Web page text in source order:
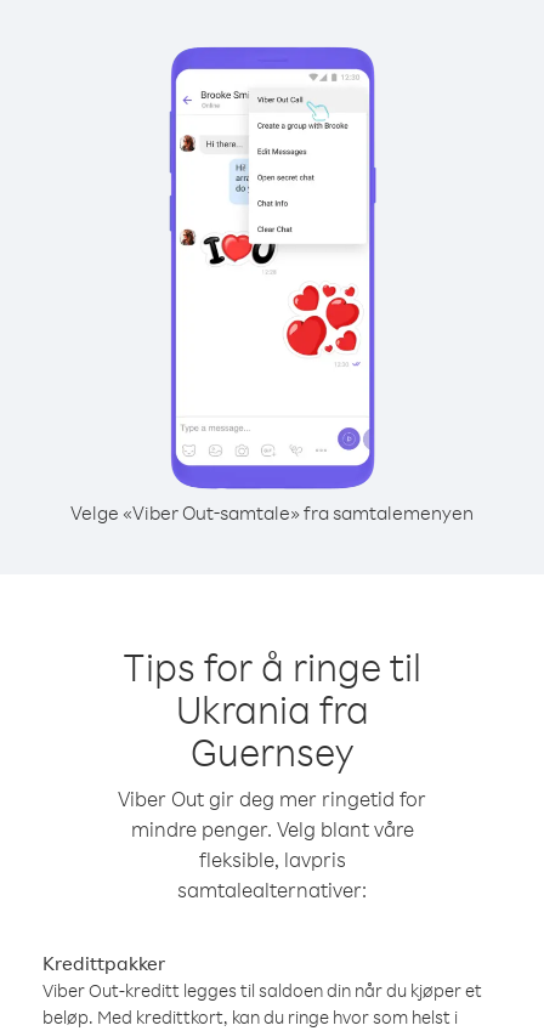
Velge «Viber Out-samtale» fra samtalemenyen
Tips for å ringe til
Ukrania fra
Guernsey
Viber Out gir deg mer ringetid for
mindre penger. Velg blant våre
fleksible, lavpris
samtalealternativer:
Kredittpakker
Viber Out-kreditt legges til saldoen din når du kjøper et
beløp. Med kredittkort, kan du ringe hvor som helst i